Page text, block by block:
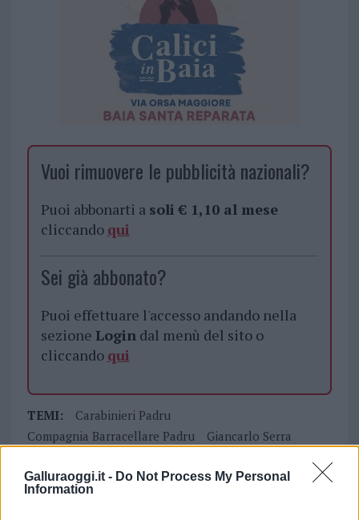
Galluraoggi.it - Do Not Process My Personal
Information
Vuoi rimuovere le pubblicità nazionali?
Puoi abbonarti a soli € 1,10 al mese
cliccando qui
Sei già abbonato?
Puoi effettuare l'accesso andando nella
sezione Logindal menù del sito o
cliccando qui
TEMI:
Carabinieri Padru
Compagnia Barracellare Padru
Giancarlo Serra
Protezione Civile Padru
Scomparso Padru
Vigili Del Fuoco Sassari